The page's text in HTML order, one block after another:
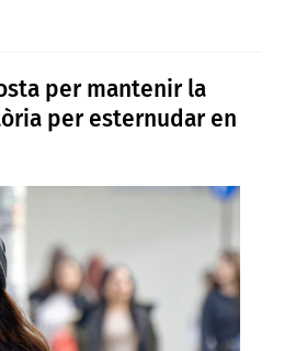
per mantenir la
per esternudar en